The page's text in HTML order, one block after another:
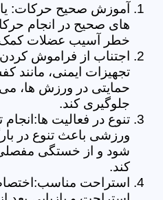
آموزش صحیح حرکات:
های صحیح در انجام
خطر آسیب عضلات
اجتناب از فراموش کردن
تجهیزات ایمنی،
حمایتی در ورزش ها،
جلوگیری کند.
تنوع در فعالیت
ورزشی باعث تنوع در
شود و از خستگی
کند.
استراحت